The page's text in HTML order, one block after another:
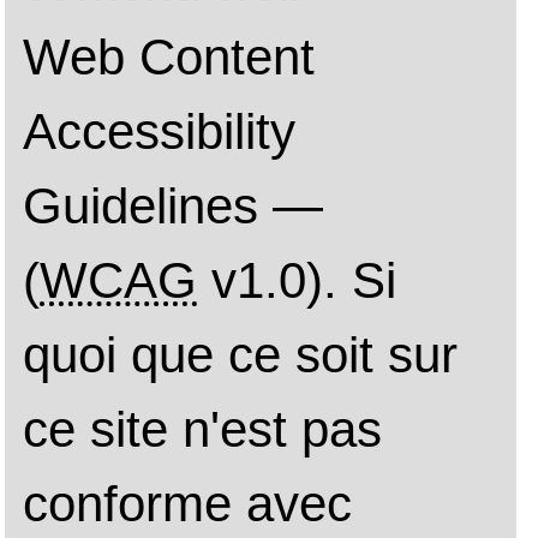
ce site ne passe pas la
veuillez contacter
site, et non l'équipe
Nous avons également
réaliser le niveau
comme indiqué à la
WCAG. Nous nous